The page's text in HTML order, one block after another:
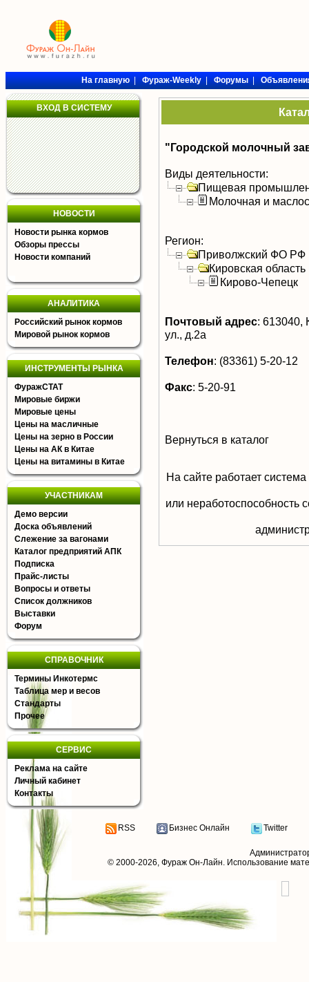
На главную|Фураж-Weekly|Форумы|
ВХОД В СИСТЕМУ
НОВОСТИ
Новости рынка кормов
Обзоры прессы
Новости компаний
АНАЛИТИКА
Российский рынок кормов
Мировой рынок кормов
ИНСТРУМЕНТЫ РЫНКА
ФуражСТАТ
Мировые биржи
Мировые цены
Цены на масличные
Цены на зерно в России
Цены на АК в Китае
Цены на витамины в Китае
УЧАСТНИКАМ
Демо версии
Доска объявлений
Слежение за вагонами
Каталог предприятий АПК
Подписка
Прайс-листы
Вопросы и ответы
Список должников
Выставки
Форум
СПРАВОЧНИК
Термины Инкотермс
Таблица мер и весов
Стандарты
Прочее
СЕРВИС
Реклама на сайте
Личный кабинет
Контакты
"Городской молочный
Виды деятельности:
Пищевая
Молочная и
Регион:
Приволжский ФО РФ
Кировская область
Кирово-Чепецк
Почтовый адрес: 613040,
ул., д.2а
Телефон: (83361) 5-20-12
Факс: 5-20-91
Вернуться в каталог
На сайте работает
или неработоспособность
RSS Бизнес Онлайн Twitter
© 2000-2026, Фураж Он-Лайн. Использование